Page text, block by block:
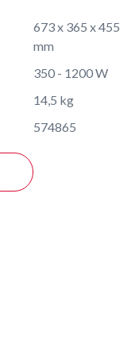
673 x 365 x 455
mm
350 - 1200 W
14,5 kg
574865